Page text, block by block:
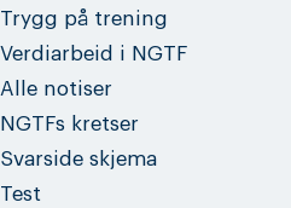
Trygg på trening
Verdiarbeid i NGTF
Alle notiser
NGTFs kretser
Svarside skjema
Test